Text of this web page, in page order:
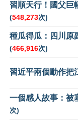
習順天行！國父巨
(548,273次)
種瓜得瓜：四川原
(466,916次)
習近平兩個動作把
一個感人故事：被
次)